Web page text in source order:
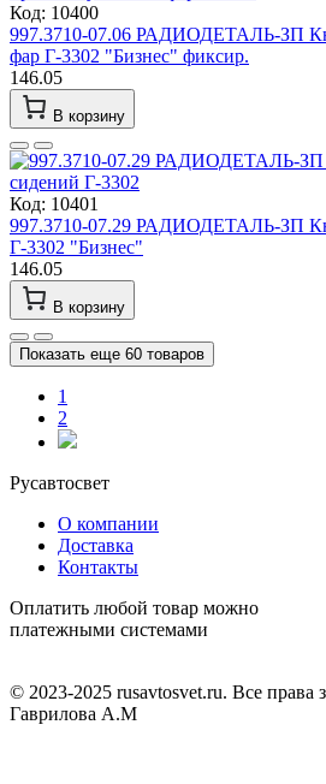
Код: 10400
997.3710-07.06 РАДИОДЕТАЛЬ-ЗП
фар Г-3302 "Бизнес" фиксир.
146.05
В корзину
Код: 10401
997.3710-07.29 РАДИОДЕТАЛЬ-ЗП
Г-3302 "Бизнес"
146.05
В корзину
Показать еще 60 товаров
1
2
Русавтосвет
О компании
Доставка
Контакты
Оплатить любой товар можно
платежными системами
© 2023-2025 rusavtosvet.ru. Все
Гаврилова А.М